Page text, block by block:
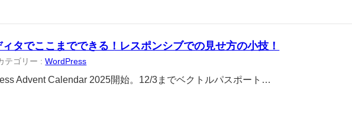
タでここまでできる！レスポンシブでの見せ方の小技！
テゴリー :WordPress
Advent Calendar 2025開始。12/3までベクトルパスポート…